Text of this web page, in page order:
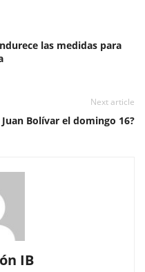
las medidas para
Next article
Bolívar el domingo 16?
IB